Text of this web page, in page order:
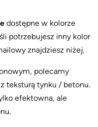
ł
d
,
1
7
dostępne w kolorze
potrzebujesz inny kolor
znajdziesz niżej.
polecamy
teksturą tynku / betonu.
efektowna, ale